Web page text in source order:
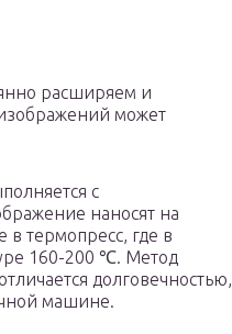
расширяем и
может
с
наносят на
термопресс, где в
160-200 ℃. Метод
долговечностью,
машине.